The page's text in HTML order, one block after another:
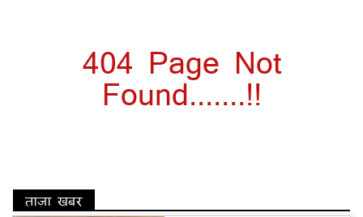
404 Page Not
Found.......!!
ताज़ा खबर